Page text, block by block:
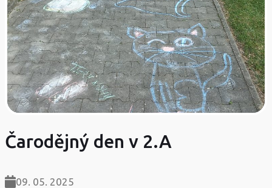
Čarodějný den v 2.A
09. 05. 2025